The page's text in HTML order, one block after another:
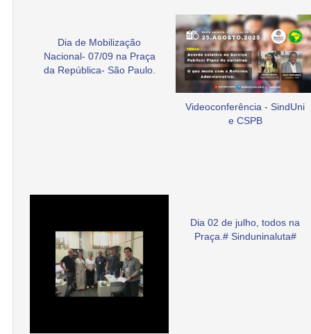
Dia de Mobilização
Nacional- 07/09 na Praça
da República- São Paulo.
Videoconferência - SindUni
e CSPB
Dia 02 de julho, todos na
Praça.# Sinduninaluta#